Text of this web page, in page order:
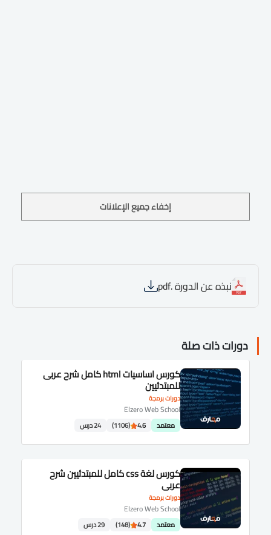
إخفاء جميع الإعلانات
نبذه عن الدورة .pdf
دورات ذات صلة
دورات برمجة
كورس اساسيات html كامل شرح عربى
للمبتدئيين
Elzero Web School
معتمد 4.6
(1106) 24 درس
دورات برمجة
كورس لغة css كامل للمبتدئيين شرح
عربى
Elzero Web School
معتمد 4.7
(148) 29 درس